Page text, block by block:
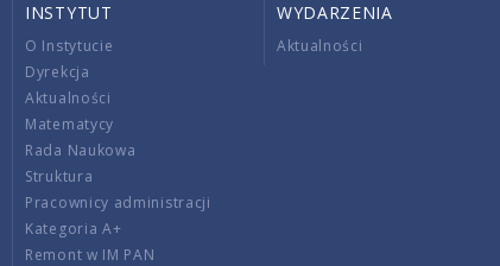
INSTYTUT
O Instytucie
Dyrekcja
Aktualności
Matematycy
Rada Naukowa
Struktura
Pracownicy administracji
Kategoria A+
Remont w IM PAN
WYDARZENIA
Aktualności